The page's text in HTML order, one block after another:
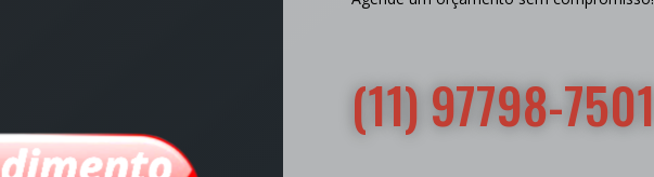
(11) 97798-7501